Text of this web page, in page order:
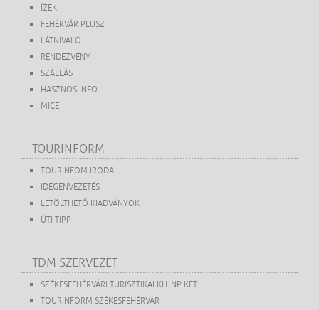
ÍZEK
FEHÉRVÁR PLUSZ
LÁTNIVALÓ
RENDEZVÉNY
SZÁLLÁS
HASZNOS INFO
MICE
TOURINFORM
TOURINFOM IRODA
IDEGENVEZETÉS
LETÖLTHETŐ KIADVÁNYOK
ÚTI TIPP
TDM SZERVEZET
SZÉKESFEHÉRVÁRI TURISZTIKAI KH. NP. KFT.
TOURINFORM SZÉKESFEHÉRVÁR